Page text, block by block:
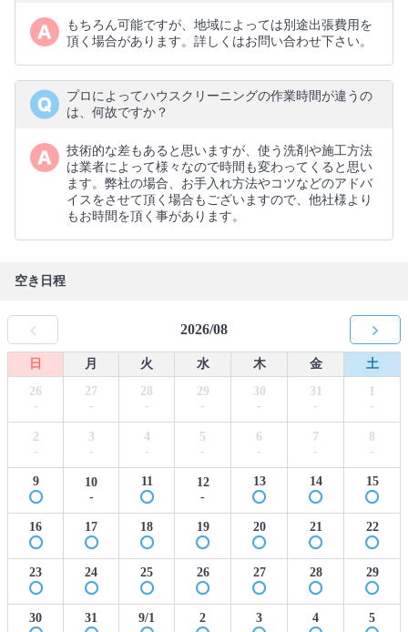
もちろん可能ですが、地域によっては別途出張費用を
頂く場合があります。詳しくはお問い合わせ下さい。
プロによってハウスクリーニングの作業時間が違うの
は、何故ですか？
技術的な差もあると思いますが、使う洗剤や施工方法
は業者によって様々なので時間も変わってくると思い
ます。弊社の場合、お手入れ方法やコツなどのアドバ
イスをさせて頂く場合もございますので、他社様より
もお時間を頂く事があります。
空き日程
2026/08
日 月 火 水 木 金
土
26
-
27
-
28
-
29
-
30
-
31
-
1
-
2
-
3
-
4
-
5
-
6
-
7
-
8
-
9
10
-
11
12
-
13 14 15
16 17 18 19 20 21 22
23 24 25 26 27 28 29
30 31 9/1 2 3 4 5